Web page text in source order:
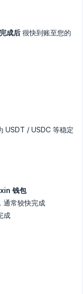
成后 很快到账至您的
USDT / USDC 等稳定
钱包
通常较快完成
成